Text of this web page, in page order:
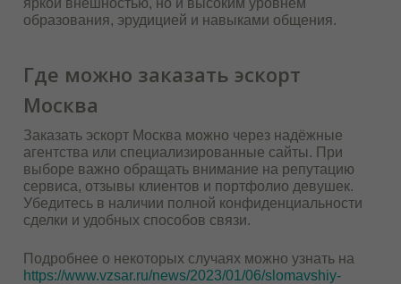
яркой внешностью, но и высоким уровнем
образования, эрудицией и навыками общения.
Где можно заказать эскорт
Москва
Заказать эскорт Москва можно через надёжные
агентства или специализированные сайты. При
выборе важно обращать внимание на репутацию
сервиса, отзывы клиентов и портфолио девушек.
Убедитесь в наличии полной конфиденциальности
сделки и удобных способов связи.
Подробнее о некоторых случаях можно узнать на
https://www.vzsar.ru/news/2023/01/06/slomavshiy-